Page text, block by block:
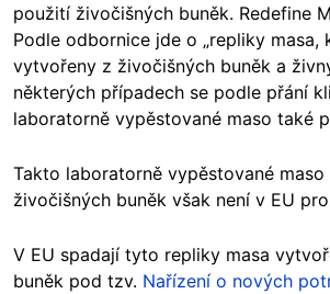
použití živočišných buněk. Redefine
Podle odbornice jde o „repliky masa,
vytvořeny z živočišných buněk a
některých případech se podle přání
laboratorně vypěstované maso také
Takto laboratorně vypěstované
živočišných buněk však není v EU
V EU spadají tyto repliky masa
buněk pod tzv. Nařízení o nových